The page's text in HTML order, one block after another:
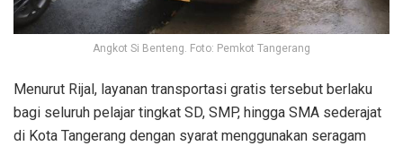
Angkot Si Benteng. Foto: Pemkot Tangerang
Menurut Rijal, layanan transportasi gratis tersebut berlaku
bagi seluruh pelajar tingkat SD, SMP, hingga SMA sederajat
di Kota Tangerang dengan syarat menggunakan seragam